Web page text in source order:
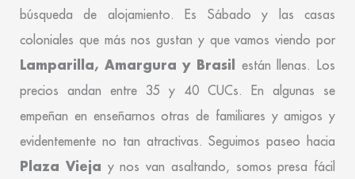
búsqueda de alojamiento. Es Sábado y las casas
coloniales que más nos gustan y que vamos viendo por
Lamparilla, Amargura y Brasil
están llenas. Los
precios andan entre 35 y 40 CUCs. En algunas se
empeñan en enseñarnos otras de familiares y amigos y
evidentemente no tan atractivas. Seguimos paseo hacia
Plaza Vieja y nos van asaltando, somos presa fácil